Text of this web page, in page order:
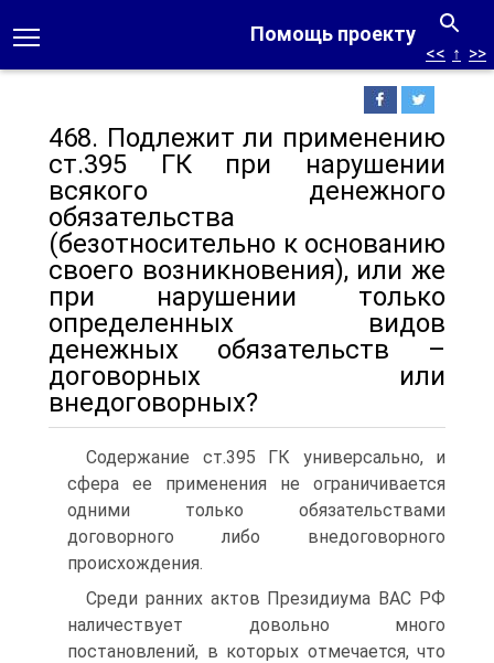
Помощь проекту
<< ↑ >>
468. Подлежит ли применению
ст.395 ГК при нарушении
всякого денежного
обязательства
(безотносительно к основанию
своего возникновения), или же
при нарушении только
определенных видов
денежных обязательств –
договорных или
внедоговорных?
Содержание ст.395 ГК универсально, и
сфера ее применения не ограничивается
одними только обязательствами
договорного либо внедоговорного
происхождения.
Среди ранних актов Президиума ВАС РФ
наличествует довольно много
постановлений, в которых отмечается, что